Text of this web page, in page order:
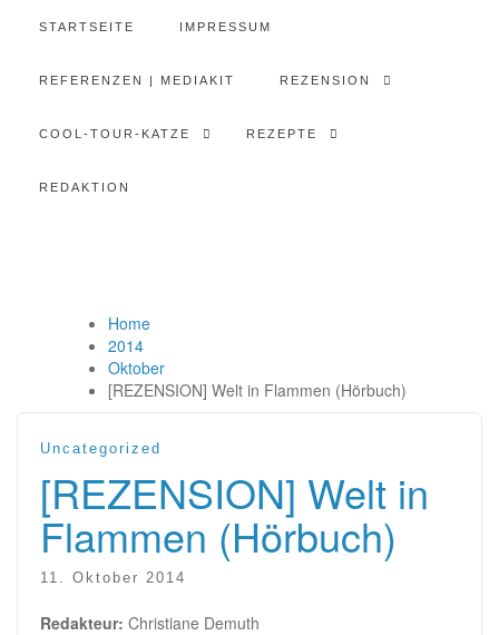
STARTSEITE IMPRESSUM
REFERENZEN | MEDIAKIT REZENSION
COOL-TOUR-KATZE REZEPTE
REDAKTION
Home
2014
Oktober
[REZENSION] Welt in Flammen (Hörbuch)
Uncategorized
[REZENSION] Welt in
Flammen (Hörbuch)
11. Oktober 2014
Redakteur: Christiane Demuth